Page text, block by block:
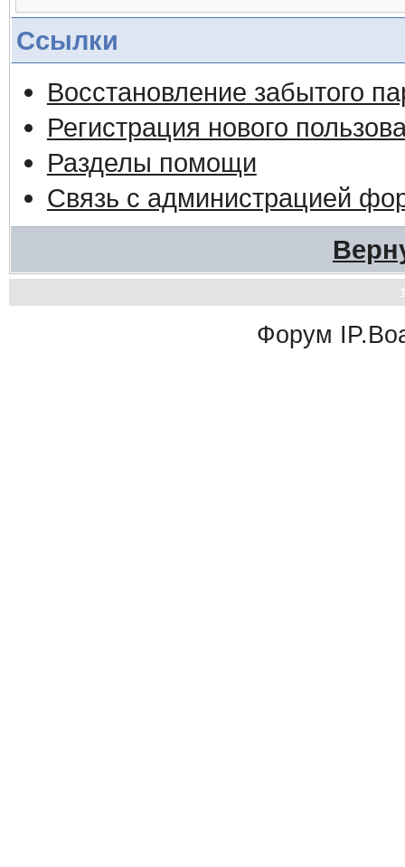
Ссылки
Восстановление забытого
Регистрация нового
Разделы помощи
Связь с администрацией
Форум